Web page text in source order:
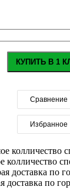
КУПИТЬ В 1
Сравнение
Избранное
колличество
доставка по